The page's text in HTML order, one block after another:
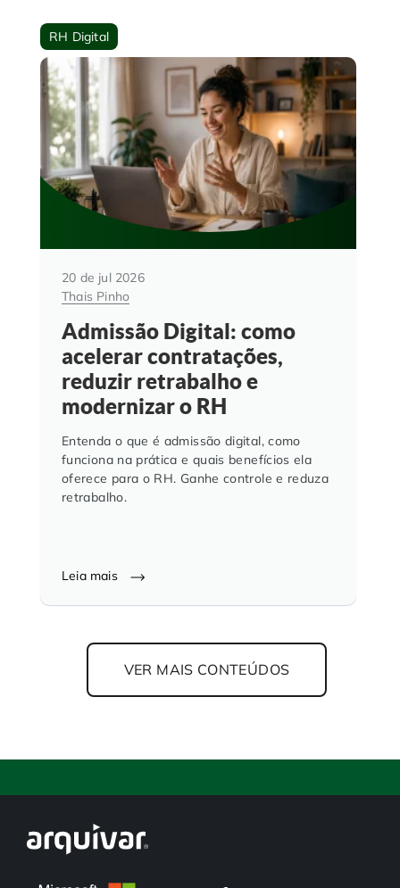
RH Digital
20 de jul 2026
Thais Pinho
Admissão Digital: como
acelerar contratações,
reduzir retrabalho e
modernizar o RH
Entenda o que é admissão digital, como
funciona na prática e quais benefícios ela
oferece para o RH. Ganhe controle e reduza
retrabalho.
Leia mais
VER MAIS CONTEÚDOS